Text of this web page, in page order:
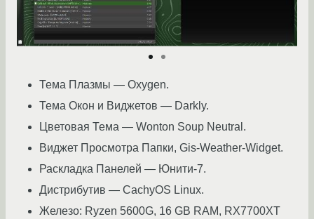
Тема Плазмы — Oxygen.
Тема Окон и Виджетов — Darkly.
Цветовая Тема — Wonton Soup Neutral.
Виджет Просмотра Папки, Gis-Weather-Widget.
Раскладка Панелей — Юнити-7.
Дистрибутив — CachyOS Linux.
Железо: Ryzen 5600G, 16 GB RAM, RX7700XT